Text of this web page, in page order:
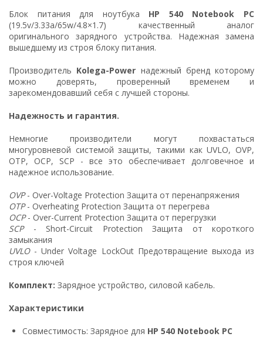
Блок питания для ноутбука HP 540 Notebook PC
(19.5v/3.33a/65w/4.8×1.7) качественный аналог
оригинального зарядного устройства. Надежная замена
вышедшему из строя блоку питания.
Производитель Kolega-Power надежный бренд которому
можно доверять, проверенный временем и
зарекомендовавший себя с лучшей стороны.
Надежность и гарантия.
Немногие производители могут похвастаться
многуровневой системой защиты, такими как UVLO, OVP,
OTP, OCP, SCP - все это обеспечивает долговечное и
надежное использование.
OVP- Over-Voltage Protection Защита от перенапряжения
OTP- Overheating Protection Защита от перегрева
OCP- Over-Current Protection Защита от перегрузки
SCP- Short-Circuit Protection Защита от короткого
замыкания
UVLO- Under Voltage LockOut Предотвращение выхода из
строя ключей
Комплект: Зарядное устройство, силовой кабель.
Характеристики
Совместимость: Зарядное для HP 540 Notebook PC